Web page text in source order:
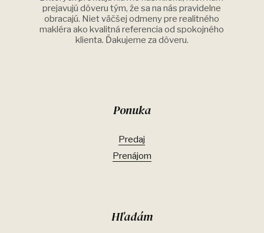
prejavujú dôveru tým, že sa na nás pravidelne
obracajú. Niet väčšej odmeny pre realitného
makléra ako kvalitná referencia od spokojného
klienta. Ďakujeme za dôveru.
Ponuka
Predaj
Prenájom
Hľadám